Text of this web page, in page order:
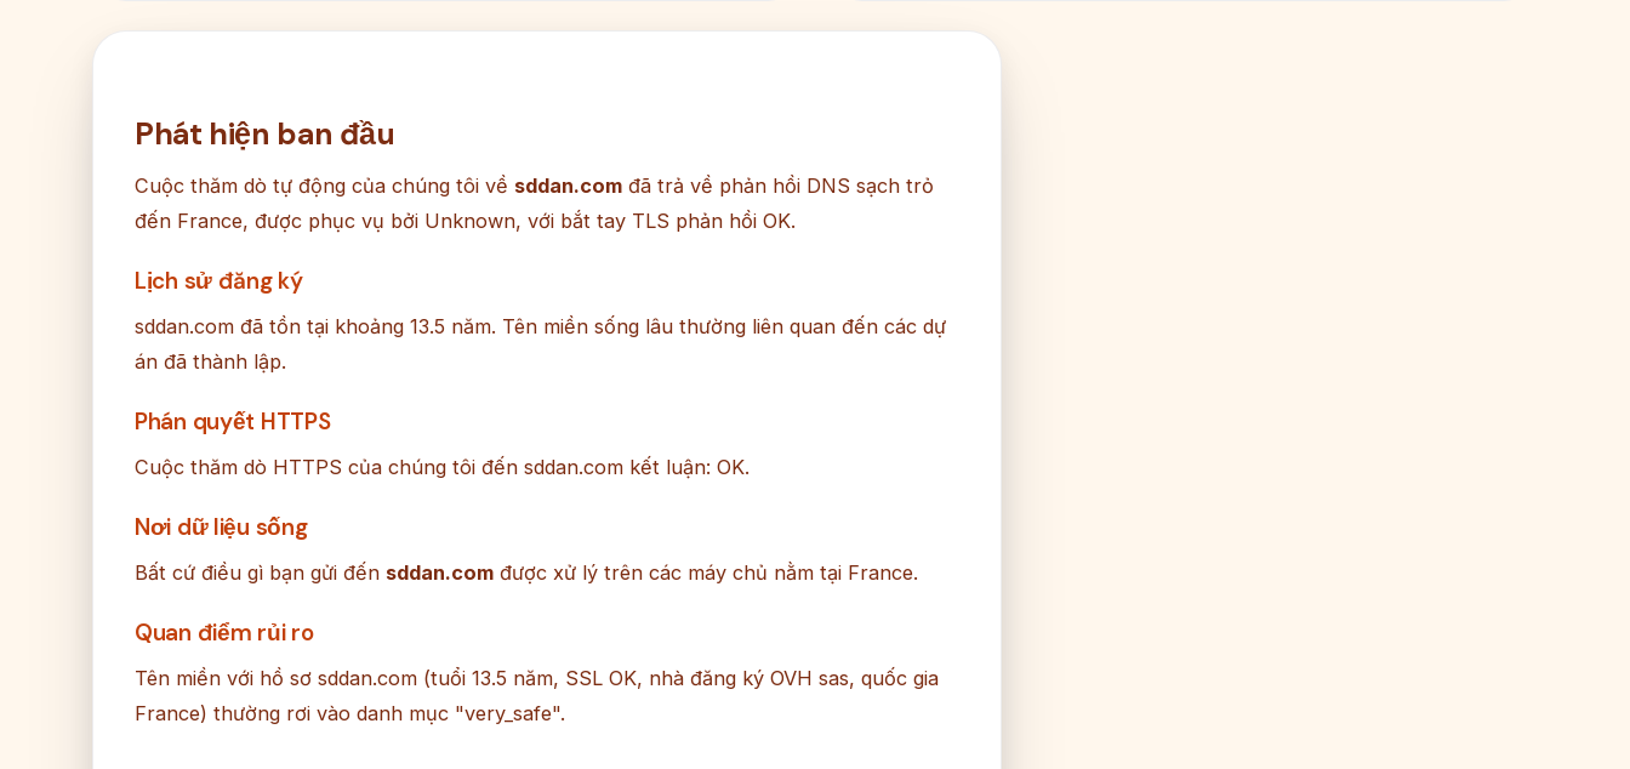
Phát hiện ban đầu
Cuộc thăm dò tự động của chúng tôi về sddan.com đã trả về phản hồi DNS sạch trỏ
đến France, được phục vụ bởi Unknown, với bắt tay TLS phản hồi OK.
Lịch sử đăng ký
sddan.com đã tồn tại khoảng 13.5 năm. Tên miền sống lâu thường liên quan đến các dự
án đã thành lập.
Phán quyết HTTPS
Cuộc thăm dò HTTPS của chúng tôi đến sddan.com kết luận: OK.
Nơi dữ liệu sống
Bất cứ điều gì bạn gửi đến sddan.com được xử lý trên các máy chủ nằm tại France.
Quan điểm rủi ro
Tên miền với hồ sơ sddan.com (tuổi 13.5 năm, SSL OK, nhà đăng ký OVH sas, quốc gia
France) thường rơi vào danh mục "very_safe".